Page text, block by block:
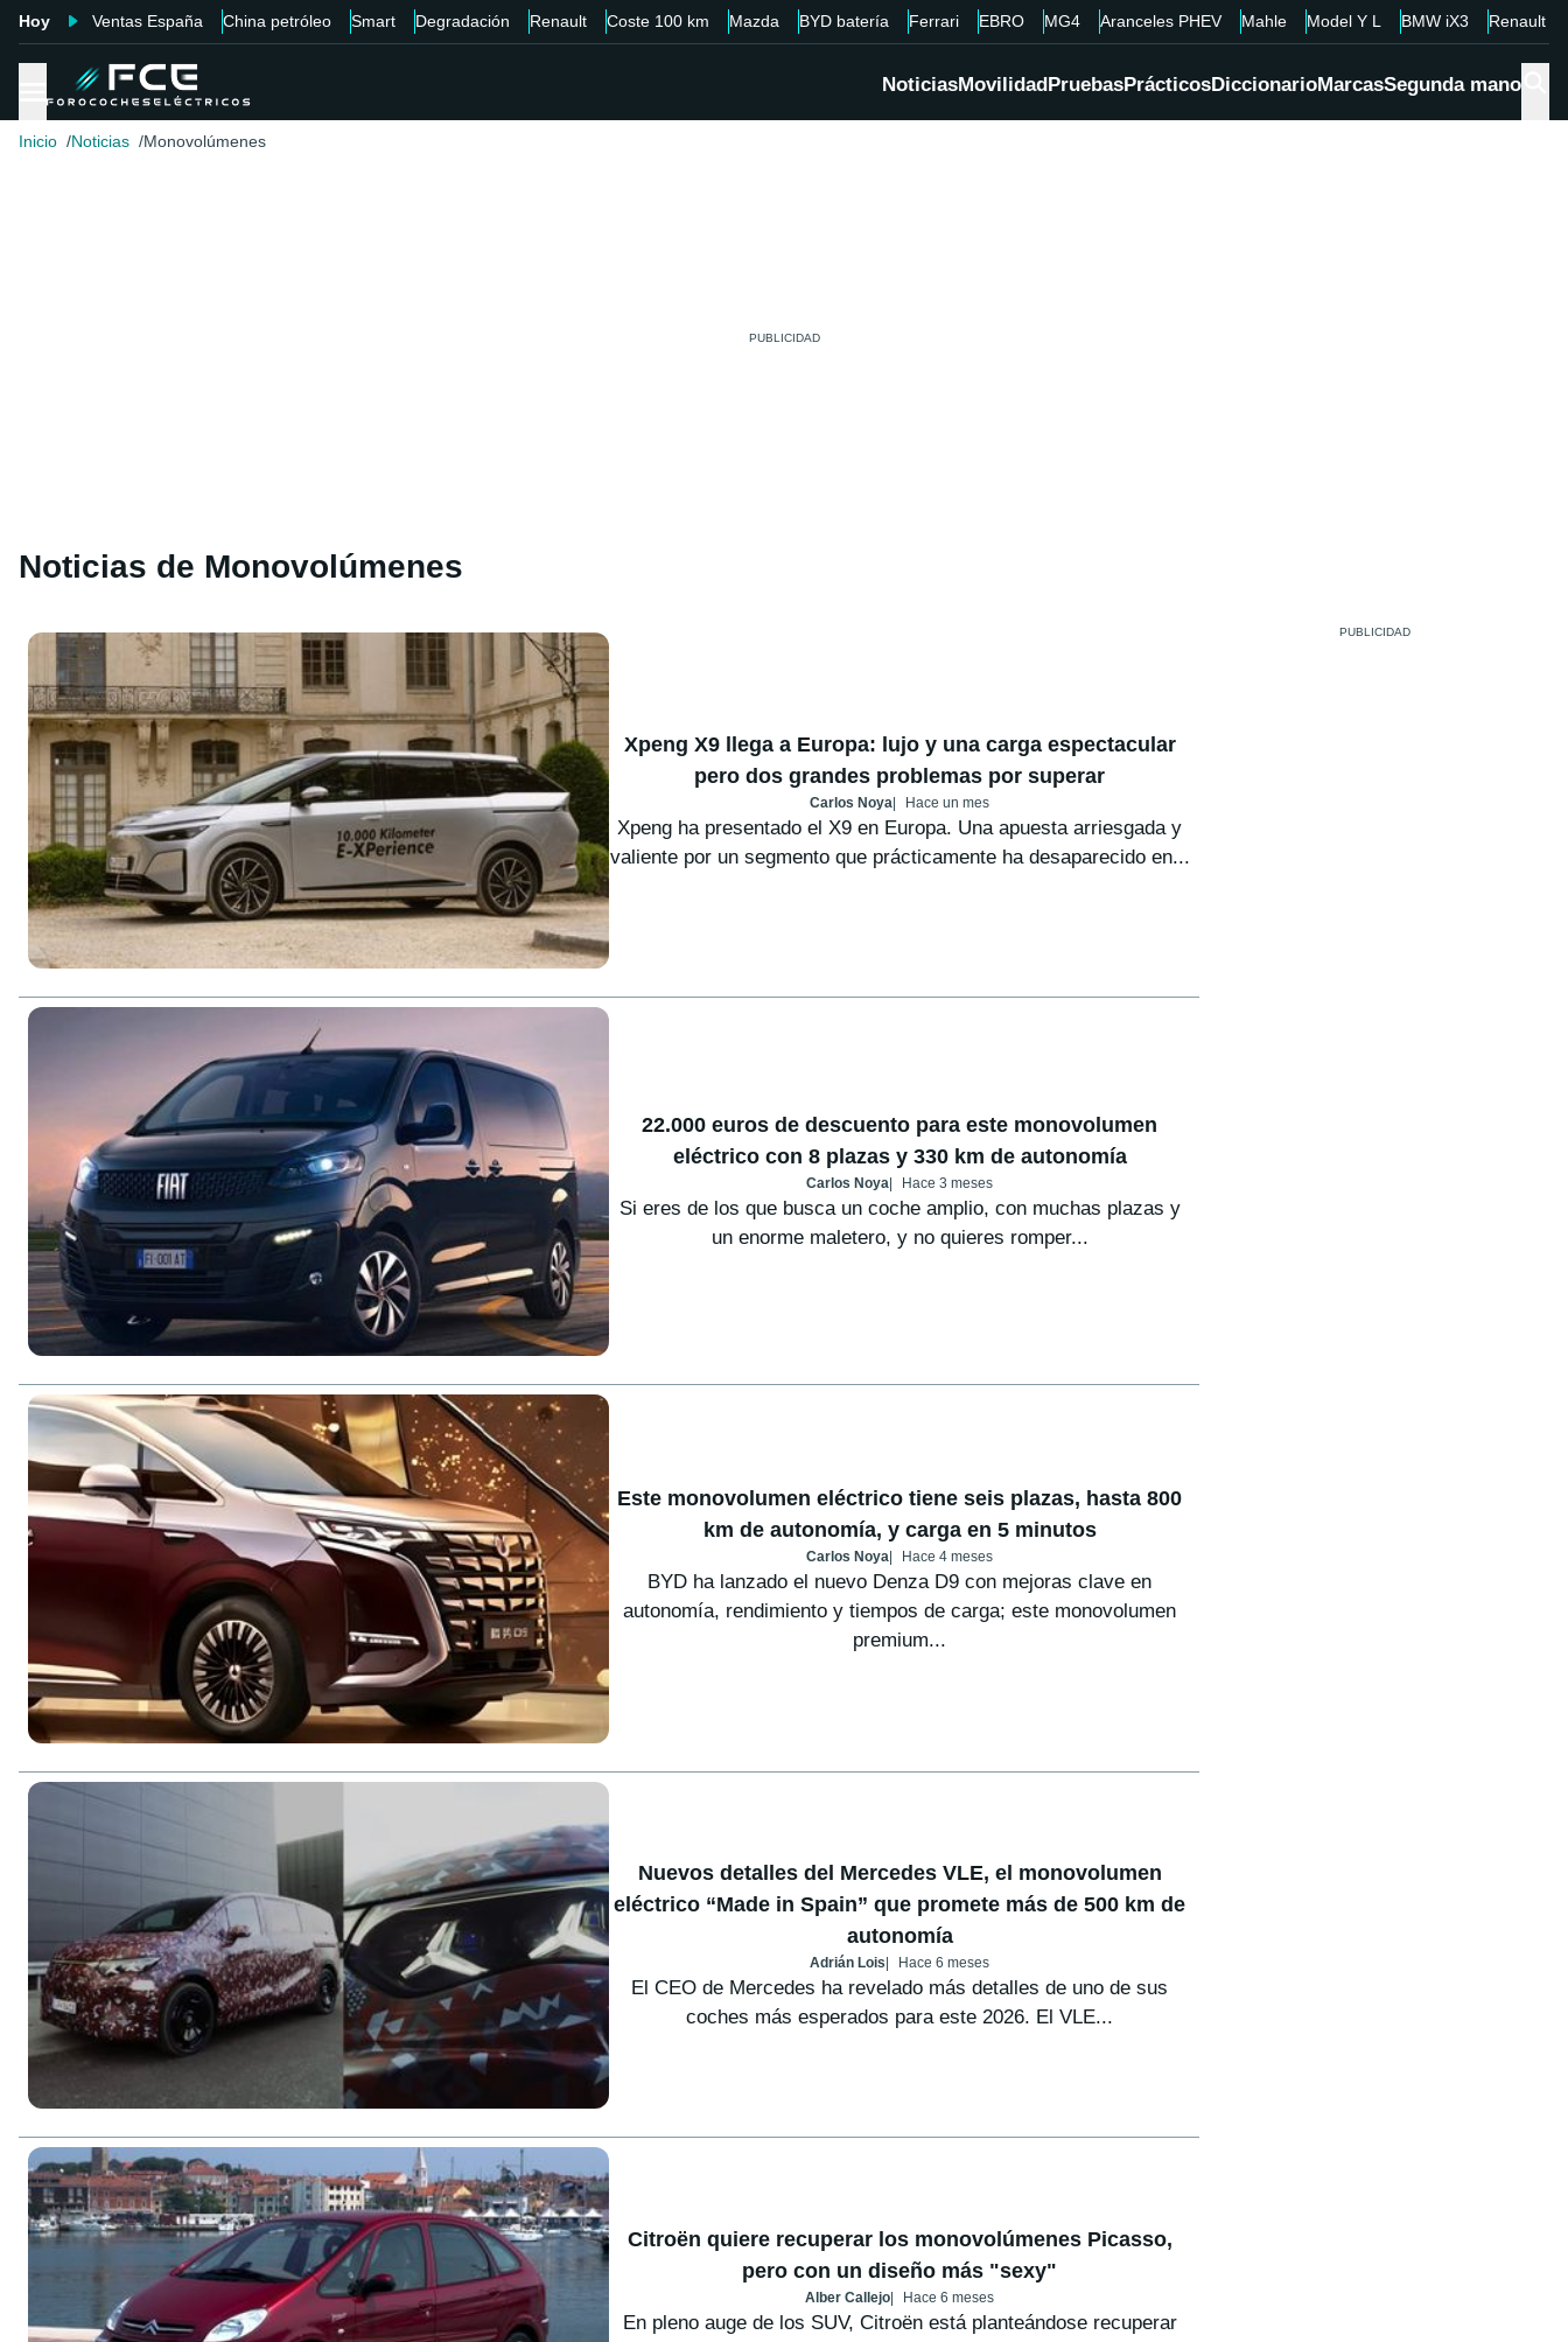
Hoy Ventas España China petróleo Smart Degradación Renault Coste 100 km Mazda BYD batería Ferrari EBRO MG4 Aranceles PHEV Mahle Model Y L BMW iX3 Renault
NoticiasMovilidadPruebasPrácticosDiccionarioMarcasSegunda mano
Inicio Noticias Monovolúmenes
Noticias de Monovolúmenes
Xpeng X9 llega a Europa: lujo y una carga espectacular
pero dos grandes problemas por superar
Carlos Noya Hace un mes
Xpeng ha presentado el X9 en Europa. Una apuesta arriesgada y
valiente por un segmento que prácticamente ha desaparecido en...
22.000 euros de descuento para este monovolumen
eléctrico con 8 plazas y 330 km de autonomía
Carlos Noya Hace 3 meses
Si eres de los que busca un coche amplio, con muchas plazas y
un enorme maletero, y no quieres romper...
Este monovolumen eléctrico tiene seis plazas, hasta 800
km de autonomía, y carga en 5 minutos
Carlos Noya Hace 4 meses
BYD ha lanzado el nuevo Denza D9 con mejoras clave en
autonomía, rendimiento y tiempos de carga; este monovolumen
premium...
Nuevos detalles del Mercedes VLE, el monovolumen
eléctrico “Made in Spain” que promete más de 500 km de
autonomía
Adrián Lois Hace 6 meses
El CEO de Mercedes ha revelado más detalles de uno de sus
coches más esperados para este 2026. El VLE...
Citroën quiere recuperar los monovolúmenes Picasso,
pero con un diseño más "sexy"
Alber Callejo Hace 6 meses
En pleno auge de los SUV, Citroën está planteándose recuperar